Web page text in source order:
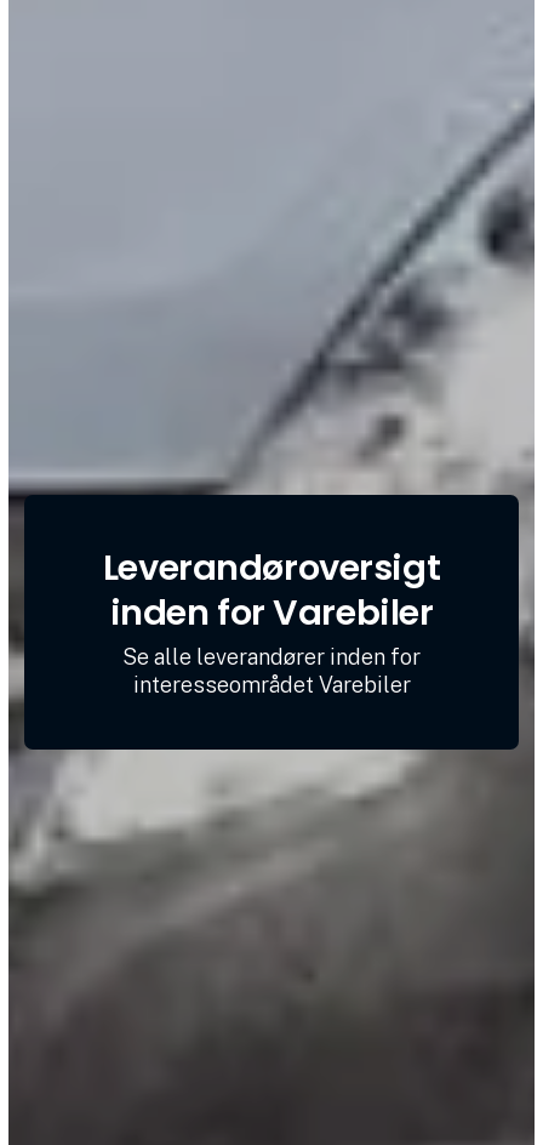
Leverandøroversigt
inden for Varebiler
Se alle leverandører inden for
interesseområdet Varebiler